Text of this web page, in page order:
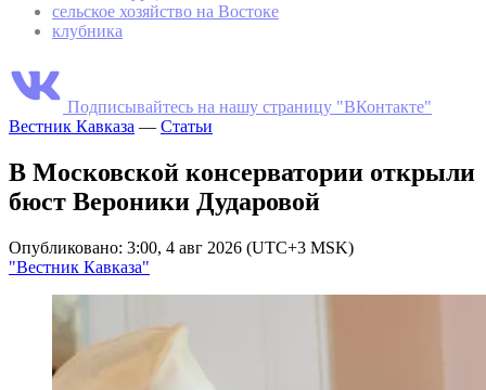
сельское хозяйство на Востоке
клубника
Подписывайтесь на нашу страницу "ВКонтакте"
Вестник Кавказа — Статьи
В Московской консерватории открыли
бюст Вероники Дударовой
Опубликовано: 3:00, 4 авг 2026 (UTC+3 MSK)
"Вестник Кавказа"